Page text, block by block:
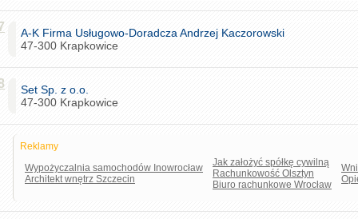
A-K Firma Usługowo-Doradcza Andrzej Kaczorowski
47-300 Krapkowice
Set Sp. z o.o.
47-300 Krapkowice
Reklamy
Wypożyczalnia samochodów Inowrocław
Architekt wnętrz Szczecin
Jak założyć spółkę cywilną
Rachunkowość Olsztyn
Biuro rachunkowe Wrocław